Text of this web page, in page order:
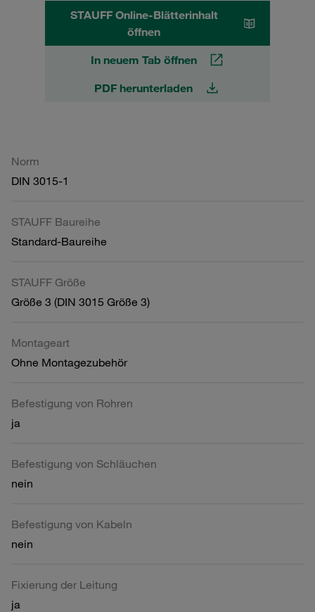
STAUFF Online-Blätterinhalt
öffnen
In neuem Tab öffnen
PDF herunterladen
Norm
DIN 3015-1
STAUFF Baureihe
Standard-Baureihe
STAUFF Größe
Größe 3 (DIN 3015 Größe 3)
Montageart
Ohne Montagezubehör
Befestigung von Rohren
ja
Befestigung von Schläuchen
nein
Befestigung von Kabeln
nein
Fixierung der Leitung
ja